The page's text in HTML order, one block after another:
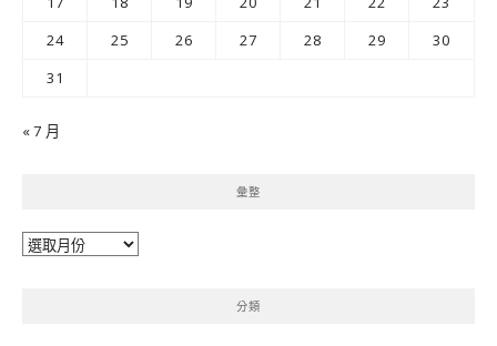
24
25 26 27 28 29
30
31
« 7 月
彙整
彙
分類